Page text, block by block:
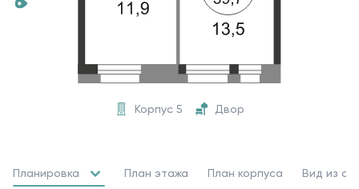
Корпус 5 Двор
Планировка План этажа План корпуса Вид из